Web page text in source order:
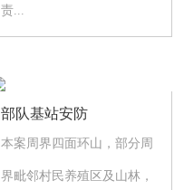
责...
部队基站安防
本案周界四面环山，部分周
界毗邻村民养殖区及山林，